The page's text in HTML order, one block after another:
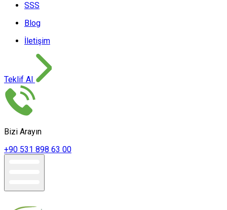
SSS
Blog
İletişim
Teklif Al
Bizi Arayın
+90 531 898 63 00